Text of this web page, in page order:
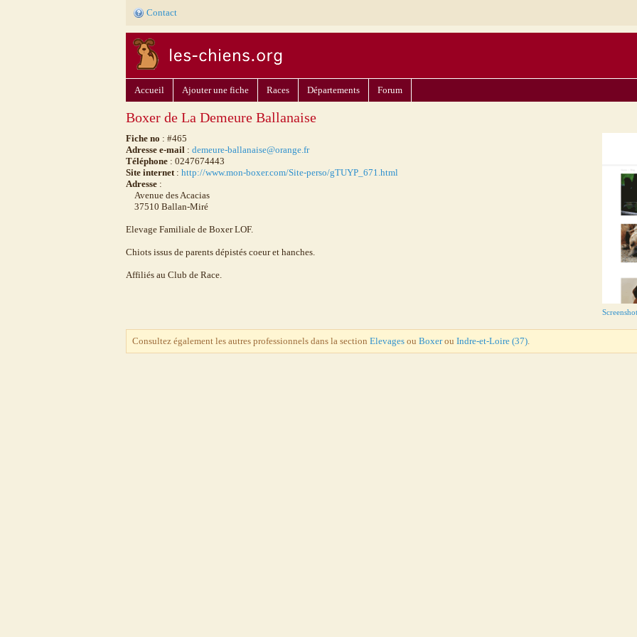
Contact
Accueil Ajouter une fiche Races Départements Forum
Boxer de La Demeure Ballanaise
Fiche no : #465
Adresse e-mail : demeure-ballanaise@orange.fr
Téléphone : 0247674443
Site internet: http://www.mon-boxer.com/Site-perso/gTUYP_671.html
Adresse :
Avenue des Acacias
37510 Ballan-Miré
Elevage Familiale de Boxer LOF.
Chiots issus de parents dépistés coeur et hanches.
Affiliés au Club de Race.
Consultez également les autres professionnels dans la section Elevages ou Boxerou Indre-et-Loire (37).